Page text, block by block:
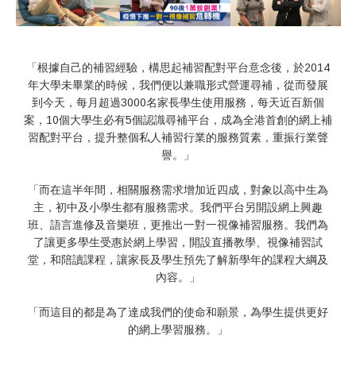
「根據自己的補習經驗，構思起補習配對平台意念後，於2014
年大學未畢業的時候，我們便以兼職形式營運尋補，從而發展
到今天，每月超過3000名家長學生使用服務，每天近百新個
案，10個大學生必有5個認識尋補平台，成為全港首創的網上補
習配對平台，提升整個私人補習行業的服務質素，重振行業聲
譽。」
「而在這半年間，相關服務需求增加近四成，對象以高中生為
主，初中及小學生都有服務需求。我們平台另開設網上興趣
班、語言進修及音樂班，更推出一對一視像補習服務。我們為
了讓更多學生受惠於網上學習，開設直播教學、視像補習試
堂，和陪讀課程，讓家長及學生預先了解新學年的課程大綱及
內容。」
「而這目的都是為了達成我們的使命和願景，為學生提供更好
的網上學習服務。」